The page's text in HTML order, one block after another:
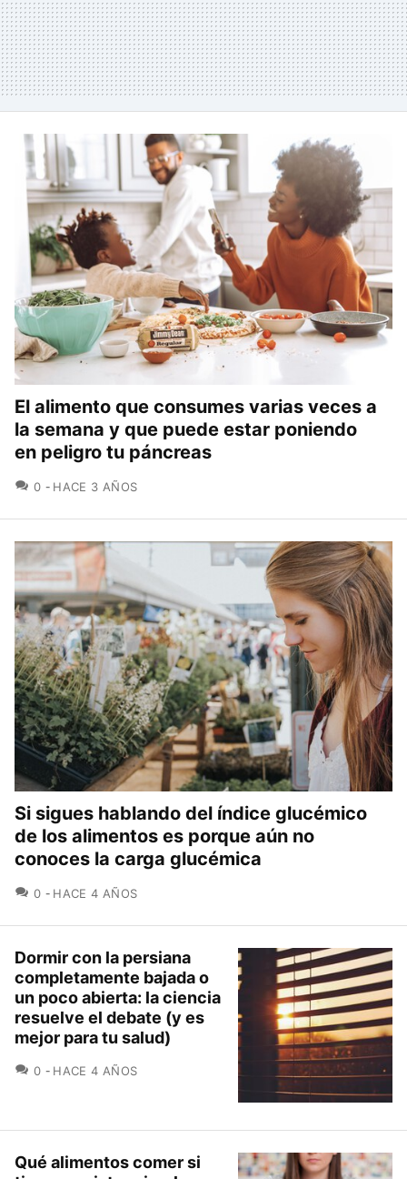
El alimento que consumes varias veces a
la semana y que puede estar poniendo
en peligro tu páncreas
0 COMENTARIOS
HACE 3 AÑOS
Si sigues hablando del índice glucémico
de los alimentos es porque aún no
conoces la carga glucémica
0 COMENTARIOS
HACE 4 AÑOS
Dormir con la persiana
completamente bajada o
un poco abierta: la ciencia
resuelve el debate (y es
mejor para tu salud)
0 COMENTARIOS
HACE 4 AÑOS
Qué alimentos comer si